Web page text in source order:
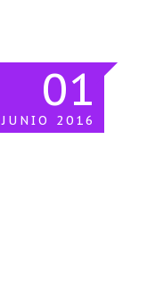
01
JUNIO 2016